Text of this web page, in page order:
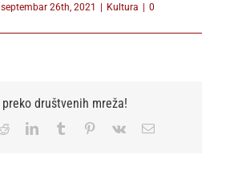
septembar 26th, 2021 | Kultura | 0
preko društvenih mreža!
RedditLinkedInTumblr Pinterest
Vk Email